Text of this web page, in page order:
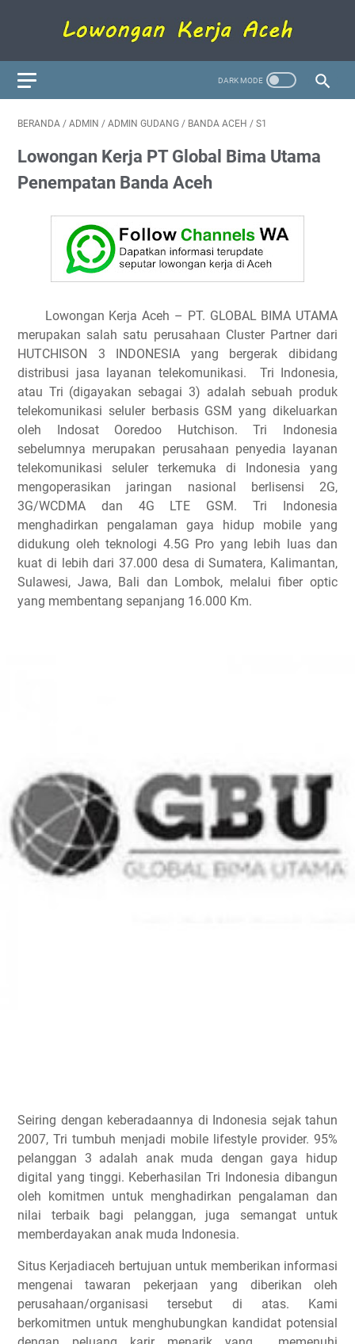
BERANDA / ADMIN / ADMIN GUDANG / BANDA ACEH / S1
Lowongan Kerja PT Global Bima Utama
Penempatan Banda Aceh
Lowongan Kerja Aceh – PT. GLOBAL BIMA UTAMA
merupakan salah satu perusahaan Cluster Partner dari
HUTCHISON 3 INDONESIA yang bergerak dibidang
distribusi jasa layanan telekomunikasi. Tri Indonesia,
atau Tri (digayakan sebagai 3) adalah sebuah produk
telekomunikasi seluler berbasis GSM yang dikeluarkan
oleh Indosat Ooredoo Hutchison. Tri Indonesia
sebelumnya merupakan perusahaan penyedia layanan
telekomunikasi seluler terkemuka di Indonesia yang
mengoperasikan jaringan nasional berlisensi 2G,
3G/WCDMA dan 4G LTE GSM. Tri Indonesia
menghadirkan pengalaman gaya hidup mobile yang
didukung oleh teknologi 4.5G Pro yang lebih luas dan
kuat di lebih dari 37.000 desa di Sumatera, Kalimantan,
Sulawesi, Jawa, Bali dan Lombok, melalui fiber optic
yang membentang sepanjang 16.000 Km.
Seiring dengan keberadaannya di Indonesia sejak tahun
2007, Tri tumbuh menjadi mobile lifestyle provider. 95%
pelanggan 3 adalah anak muda dengan gaya hidup
digital yang tinggi. Keberhasilan Tri Indonesia dibangun
oleh komitmen untuk menghadirkan pengalaman dan
nilai terbaik bagi pelanggan, juga semangat untuk
memberdayakan anak muda Indonesia.
Situs Kerjadiaceh bertujuan untuk memberikan informasi
mengenai tawaran pekerjaan yang diberikan oleh
perusahaan/organisasi tersebut di atas. Kami
berkomitmen untuk menghubungkan kandidat potensial